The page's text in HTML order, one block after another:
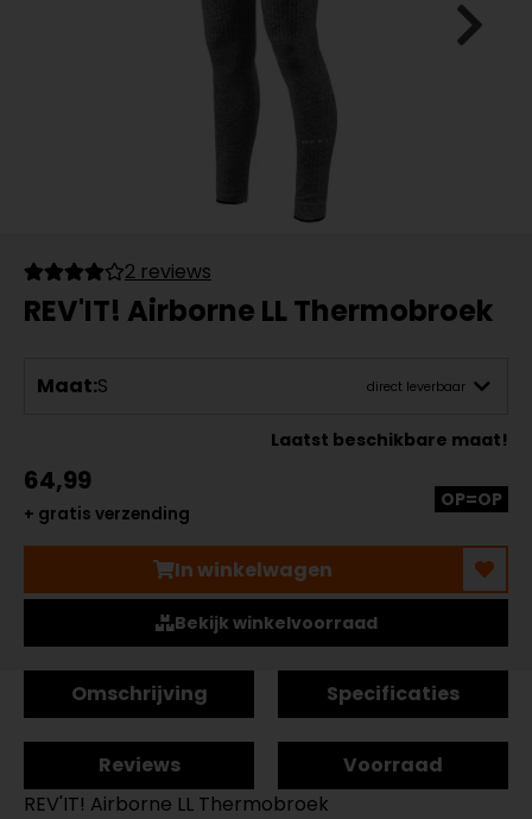
2 reviews
REV'IT! Airborne LL Thermobroek
Maat:S direct leverbaar
Laatst beschikbare maat!
64,99
+ gratis verzending
OP=OP
In winkelwagen
Bekijk winkelvoorraad
Omschrijving Specificaties
Reviews
Voorraad
REV'IT! Airborne LL Thermobroek